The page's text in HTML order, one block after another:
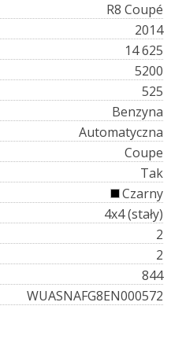
R8 Coupé
2014
14 625
5200
525
Benzyna
Automatyczna
Coupe
Tak
Czarny
4x4 (stały)
2
2
844
WUASNAFG8EN000572